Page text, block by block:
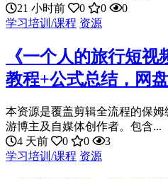
21 小时前
0 0
0
学习培训/课程 资源
《一个人的旅行短
教程+公式总结，网
本资源是覆盖剪辑全流程的保
游博主及自媒体创作者。包含...
4 天前
0 0
3
学习培训/课程 资源